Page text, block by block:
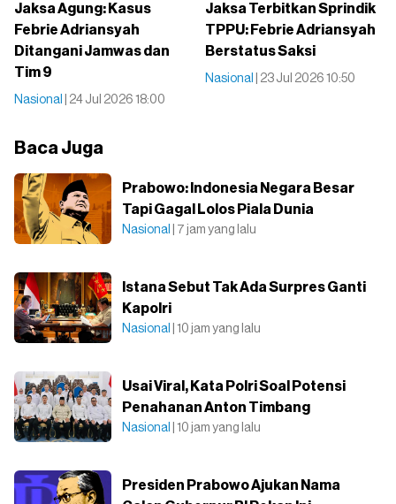
Jaksa Agung: Kasus
Febrie Adriansyah
Ditangani Jamwas dan
Tim 9
Nasional | 24 Jul 2026 18:00
Jaksa Terbitkan Sprindik
TPPU: Febrie Adriansyah
Berstatus Saksi
Nasional | 23 Jul 2026 10:50
Baca Juga
Prabowo: Indonesia Negara Besar
Tapi Gagal Lolos Piala Dunia
Nasional | 7 jam yang lalu
Istana Sebut Tak Ada Surpres Ganti
Kapolri
Nasional | 10 jam yang lalu
Usai Viral, Kata Polri Soal Potensi
Penahanan Anton Timbang
Nasional | 10 jam yang lalu
Presiden Prabowo Ajukan Nama